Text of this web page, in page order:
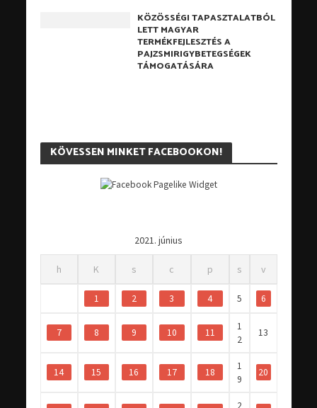
KÖZÖSSÉGI TAPASZTALATBÓL
LETT MAGYAR
TERMÉKFEJLESZTÉS A
PAJZSMIRIGYBETEGSÉGEK
TÁMOGATÁSÁRA
KÖVESSEN MINKET FACEBOOKON!
2021. június
h K s c p s v
1 2 3 4 5 6
7 8 9 10 11
1
2
13
14 15 16 17 18
1
9
20
2